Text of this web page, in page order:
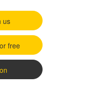
us
free